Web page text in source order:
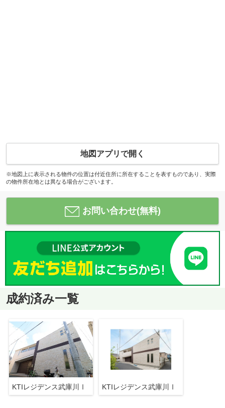
地図アプリで開く
※地図上に表示される物件の位置は付近住所に所在することを表すものであり、実際
の物件所在地とは異なる場合がございます。
お問い合わせ(無料)
成約済み一覧
KTIレジデンス武庫川Ⅰ KTIレジデンス武庫川Ⅰ